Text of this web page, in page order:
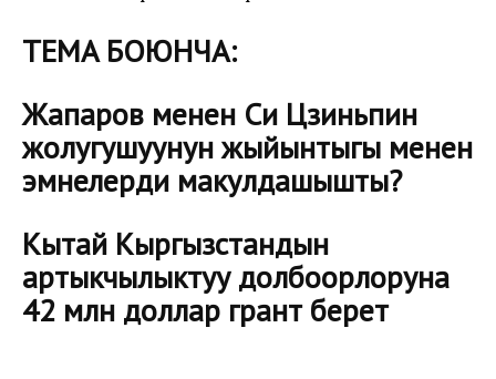
ТЕМА БОЮНЧА:
Жапаров менен Си Цзиньпин
жолугушуунун жыйынтыгы менен
эмнелерди макулдашышты?
Кытай Кыргызстандын
артыкчылыктуу долбоорлоруна
42 млн доллар грант берет